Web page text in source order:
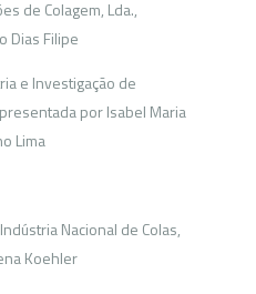
de Colagem, Lda.,
Dias Filipe
e Investigação de
por Isabel Maria
Lima
Nacional de Colas,
Koehler